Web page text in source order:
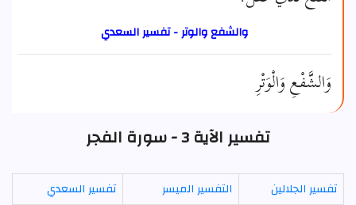
والشفع والوتر - تفسير السعدي
وَالشَّفْعِ وَالْوَتْرِ
تفسير الآية 3 - سورة الفجر
تفسير الجلالين التفسير الميسر
تفسير السعدي